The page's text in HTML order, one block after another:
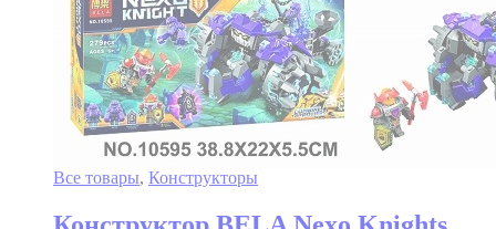
Все товары, Конструкторы